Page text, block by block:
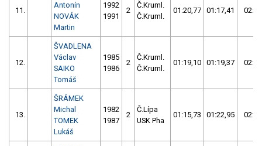
11.
Antonín
NOVÁK
Martin
1992
1991
2
Č.Kruml.
Č.Kruml.
01:20,77 01:17,41
12.
ŠVADLENA
Václav
SAIKO
Tomáš
1985
1986
2
Č.Kruml.
Č.Kruml.
01:19,10 01:19,37
13.
ŠRÁMEK
Michal
TOMEK
Lukáš
1982
1987
2
Č.Lípa
USK Pha
01:15,73 01:22,95